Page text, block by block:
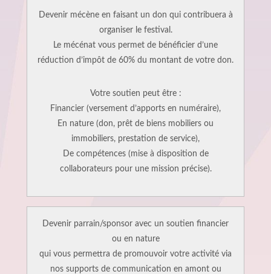
Devenir mécène en faisant un don qui contribuera à
organiser le festival.
Le mécénat vous permet de bénéficier d’une
réduction d’impôt de 60% du montant de votre don.
Votre soutien peut être :
Financier (versement d’apports en numéraire),
En nature (don, prêt de biens mobiliers ou
immobiliers, prestation de service),
De compétences (mise à disposition de
collaborateurs pour une mission précise).
Devenir parrain/sponsor avec un soutien financier
ou en nature
qui vous permettra de promouvoir votre activité via
nos supports de communication en amont ou